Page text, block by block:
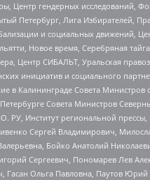
Центр гендерных исследований,
Лига Избирателей,
и социальных
Новое время, Серебряная
Центр СИБАЛЬТ, Уральская
инициатив и социального
Совета Министров
Совета Министров
Институт региональной
Сергей Владимирович,
Бойко Анатолий
Сергеевич, Пономарев Лев
Ольга Павловна, Паутов